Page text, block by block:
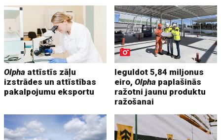
Olpha attīstīs zāļu
izstrādes un attīstības
pakalpojumu eksportu
Ieguldot 5,84 miljonus
eiro,Olpha paplašinās
ražotni jaunu produktu
ražošanai